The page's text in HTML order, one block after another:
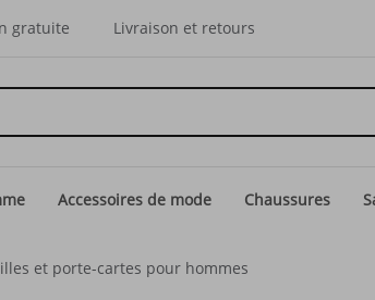
gratuite Livraison et retours
Accessoires de mode Chaussures
et porte-cartes pour hommes